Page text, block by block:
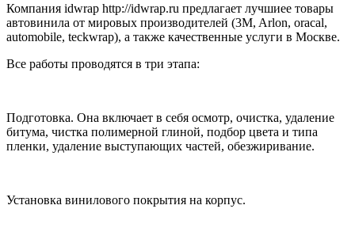
Компания idwrap http://idwrap.ru предлагает лучшиее товары
автовинила от мировых производителей (3M, Arlon, oracal,
automobile, teckwrap), а также качественные услуги в Москве.
Все работы проводятся в три этапа:
Подготовка. Она включает в себя осмотр, очистка, удаление
битума, чистка полимерной глиной, подбор цвета и типа
пленки, удаление выступающих частей, обезжиривание.
Установка винилового покрытия на корпус.